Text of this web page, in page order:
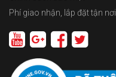
Phí giao nhận, lắp đặt tận nơi.